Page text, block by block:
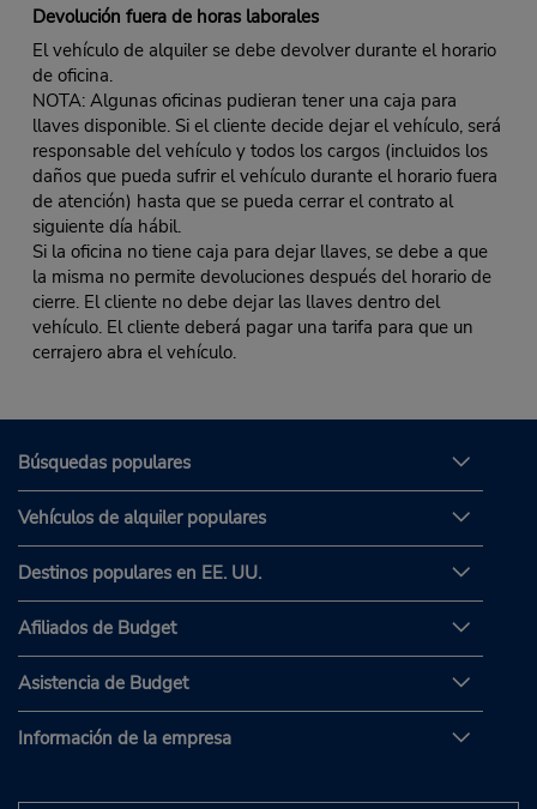
Devolución fuera de horas laborales
El vehículo de alquiler se debe devolver durante el horario
de oficina.
NOTA: Algunas oficinas pudieran tener una caja para
llaves disponible. Si el cliente decide dejar el vehículo, será
responsable del vehículo y todos los cargos (incluidos los
daños que pueda sufrir el vehículo durante el horario fuera
de atención) hasta que se pueda cerrar el contrato al
siguiente día hábil.
Si la oficina no tiene caja para dejar llaves, se debe a que
la misma no permite devoluciones después del horario de
cierre. El cliente no debe dejar las llaves dentro del
vehículo. El cliente deberá pagar una tarifa para que un
cerrajero abra el vehículo.
Búsquedas populares
Vehículos de alquiler populares
Destinos populares en EE. UU.
Afiliados de Budget
Asistencia de Budget
Información de la empresa